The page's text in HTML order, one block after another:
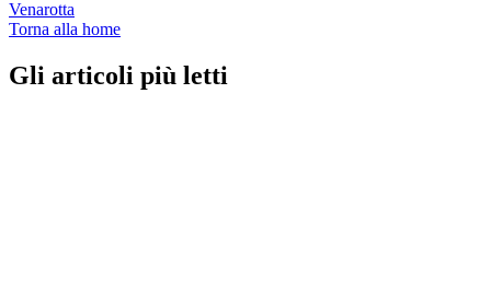
Venarotta
Torna alla home
Gli articoli più letti